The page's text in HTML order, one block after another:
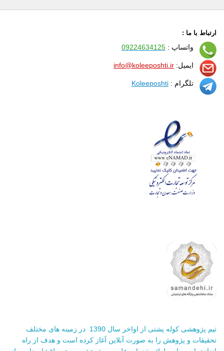
ارتباط با ما :
واتساپ : 09224634125
ایمیل: info@koleeposhti.ir
تلگرام : Koleeposhti
تیم پژوهشی کوله پشتی از اواخر سال 1390 در زمینه های مختلف
تحقیقات و پژوهش را به صورت آنلاین آغاز کرده است و هدف از راه